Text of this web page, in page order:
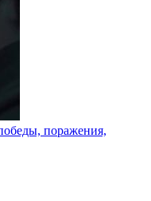
поражения,